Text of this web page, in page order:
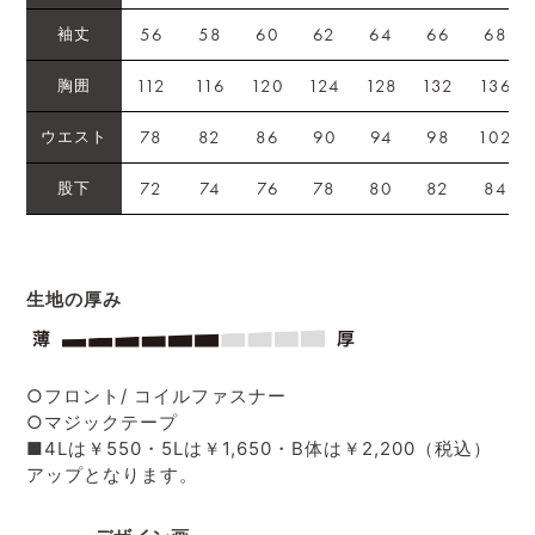
袖丈 56 58 60 62 64 66 68
胸囲 112 116 120 124 128 132 136
ウエスト 78 82 86 90 94 98 102
股下 72 74 76 78 80 82 84
生地の厚み
○フロント/ コイルファスナー
○マジックテープ
■4Lは￥550・5Lは￥1,650・B体は￥2,200（税込）
アップとなります。